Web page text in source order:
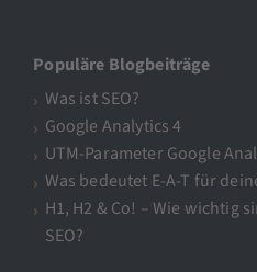
Populäre Blogbeiträge
Was ist SEO?
Google Analytics 4
UTM-Parameter Google
Was bedeutet E-A-T für
H1, H2 & Co! – Wie wichtig
SEO?